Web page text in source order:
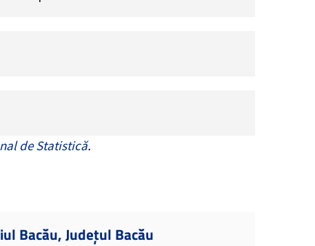
de Statistică.
Bacău, Județul Bacău